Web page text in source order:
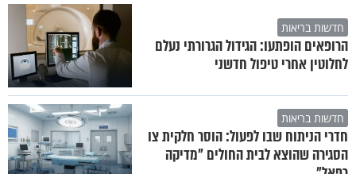
חדשות בריאות
הרופאים הופתעו: הגידול הגרורתי נעלם
לחלוטין אחרי טיפול חדשני
חדשות בריאות
חדרי הניתוח שבו לפעול: הוסר חלקית צו
הסגירה שהוצא לבית החולים "מדיקה